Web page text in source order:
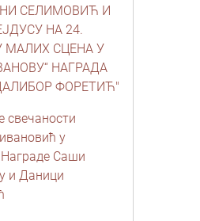
СЕЛИМОВИЋ И
НА 24.
МАЛИХ СЦЕНА У
НАГРАДА
ФОРЕТИЋ"
свечаности
у
Саши
и Даници